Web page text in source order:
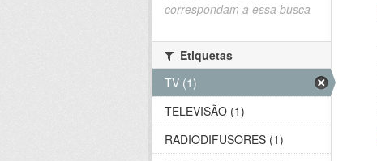
correspondam a essa busca
Etiquetas
TV (1)
TELEVISÃO (1)
RADIODIFUSORES (1)